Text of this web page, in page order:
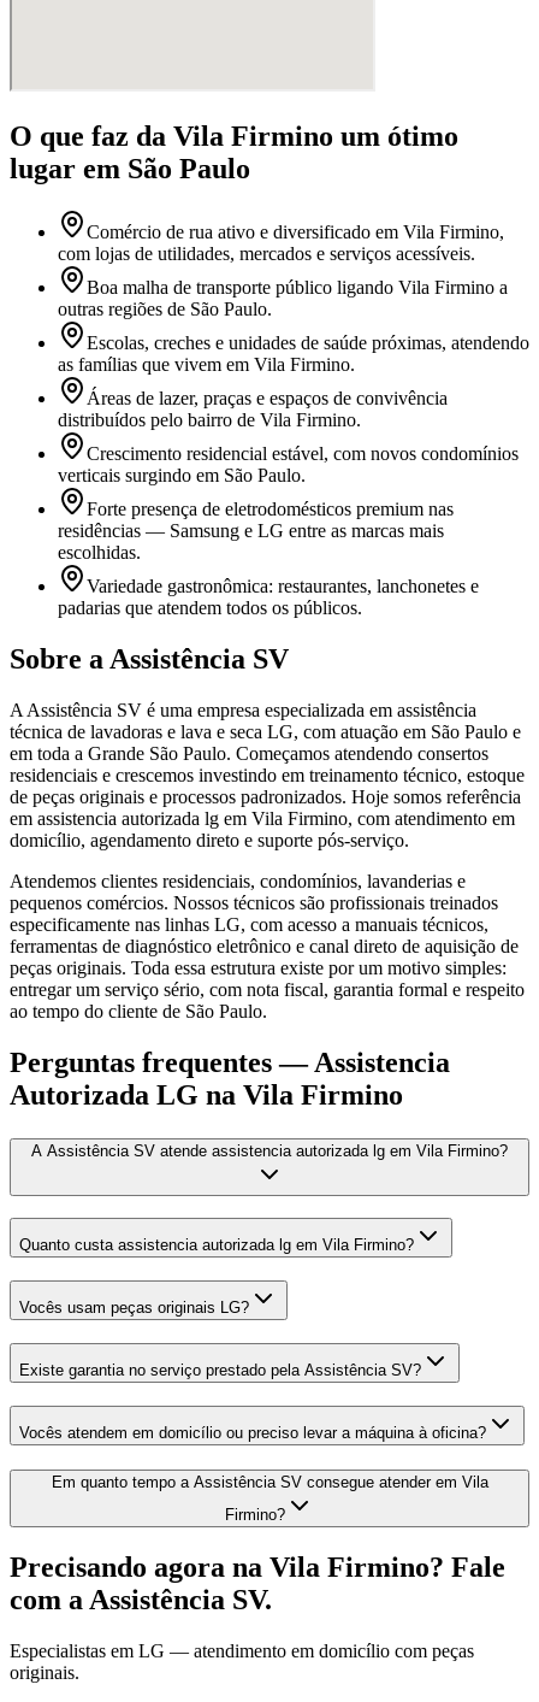
O que faz da Vila Firmino um ótimo
lugar em São Paulo
Comércio de rua ativo e diversificado em Vila Firmino,
com lojas de utilidades, mercados e serviços acessíveis.
Boa malha de transporte público ligando Vila Firmino a
outras regiões de São Paulo.
Escolas, creches e unidades de saúde próximas, atendendo
as famílias que vivem em Vila Firmino.
Áreas de lazer, praças e espaços de convivência
distribuídos pelo bairro de Vila Firmino.
Crescimento residencial estável, com novos condomínios
verticais surgindo em São Paulo.
Forte presença de eletrodomésticos premium nas
residências — Samsung e LG entre as marcas mais
escolhidas.
Variedade gastronômica: restaurantes, lanchonetes e
padarias que atendem todos os públicos.
Sobre a Assistência SV
A Assistência SV é uma empresa especializada em assistência
técnica de lavadoras e lava e seca LG, com atuação em São Paulo e
em toda a Grande São Paulo. Começamos atendendo consertos
residenciais e crescemos investindo em treinamento técnico, estoque
de peças originais e processos padronizados. Hoje somos referência
em assistencia autorizada lg em Vila Firmino, com atendimento em
domicílio, agendamento direto e suporte pós-serviço.
Atendemos clientes residenciais, condomínios, lavanderias e
pequenos comércios. Nossos técnicos são profissionais treinados
especificamente nas linhas LG, com acesso a manuais técnicos,
ferramentas de diagnóstico eletrônico e canal direto de aquisição de
peças originais. Toda essa estrutura existe por um motivo simples:
entregar um serviço sério, com nota fiscal, garantia formal e respeito
ao tempo do cliente de São Paulo.
Perguntas frequentes —Assistencia
Autorizada LG na Vila Firmino
A Assistência SV atende assistencia autorizada lg em Vila Firmino?
Quanto custa assistencia autorizada lg em Vila Firmino?
Vocês usam peças originais LG?
Existe garantia no serviço prestado pela Assistência SV?
Vocês atendem em domicílio ou preciso levar a máquina à oficina?
Em quanto tempo a Assistência SV consegue atender em Vila
Firmino?
Precisando agora na Vila Firmino? Fale
com a Assistência SV.
Especialistas em LG — atendimento em domicílio com peças
originais.